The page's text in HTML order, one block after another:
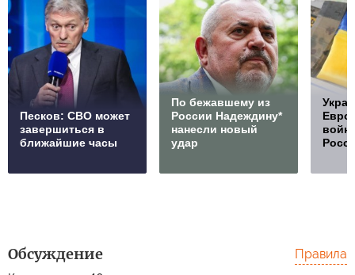
Песков: СВО может
завершиться в
ближайшие часы
По бежавшему из
России Надеждину*
нанесли новый
удар
Обсуждение Правила